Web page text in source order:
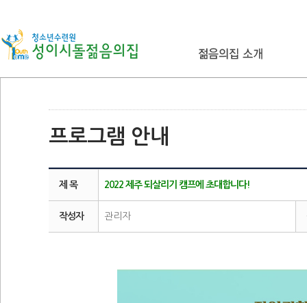
프로그램 안내
제 목 2022 제주 되살리기 캠프에 초대합니다!
작성자 관리자